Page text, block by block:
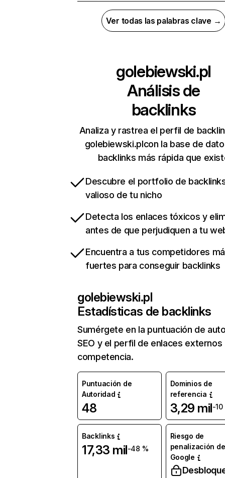
Ver todas las palabras clave →
golebiewski.pl
Análisis de
backlinks
Analiza y rastrea el perfil de
golebiewski.plcon la base de
backlinks más rápida que
Descubre el portfolio de
valioso de tu nicho
Detecta los enlaces tóxicos y
antes de que perjudiquen a tu
Encuentra a tus competidores
fuertes para conseguir backlinks
golebiewski.pl
Estadísticas de backlinks
Sumérgete en la puntuación de
SEO y el perfil de enlaces externos
competencia.
Puntuación de
Autoridad
48
Dominios de
referencia
3,29 mil-10
Backlinks
17,33 mil-48 %
Riesgo de
penalización de
Google